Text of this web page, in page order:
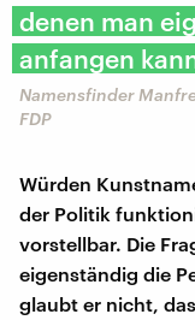
denen man
anfangen
Namensfinder
FDP
Würden
der Politik
vorstellbar. Die
eigenständig die
glaubt er nicht,